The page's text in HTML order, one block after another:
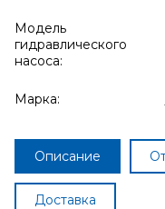
Модель
гидравлического
насоса:
Марка:
Описание
Доставка